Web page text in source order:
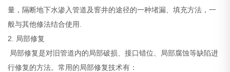
量，隔断地下水渗入管道及窨井的途径的一种堵漏、填充方法，一
般与其他修法结合使用.
2. 局部修复
局部修复是对旧管道内的局部破损、接口错位、局部腐蚀等缺陷进
行修复的方法。常用的局部修复技术有：